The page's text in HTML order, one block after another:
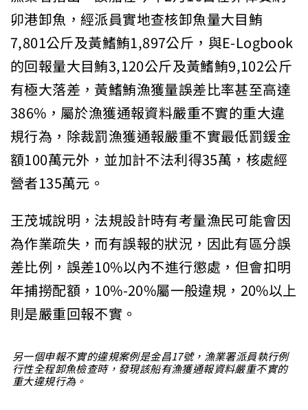
卯港卸魚，經派員實地查核卸魚量大目鮪
7,801公斤及黃鰭鮪1,897公斤，與E-Logbook
的回報量大目鮪3,120公斤及黃鰭鮪9,102公斤
有極大落差，黃鰭鮪漁獲量誤差比率甚至高達
386%，屬於漁獲通報資料嚴重不實的重大違
規行為，除裁罰漁獲通報嚴重不實最低罰鍰金
額100萬元外，並加計不法利得35萬，核處經
營者135萬元。
王茂城說明，法規設計時有考量漁民可能會因
為作業疏失，而有誤報的狀況，因此有區分誤
差比例，誤差10%以內不進行懲處，但會扣明
年捕撈配額，10%-20%屬一般違規，20%以上
則是嚴重回報不實。
另一個申報不實的違規案例是金昌17號，漁業署派員執行例
行性全程卸魚檢查時，發現該船有漁獲通報資料嚴重不實的
重大違規行為。